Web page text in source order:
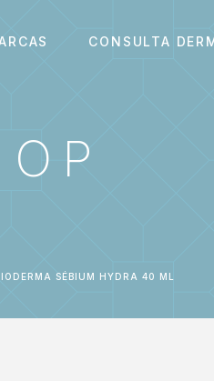
CONSULTA
BIODERMA SÉBIUM HYDRA 40 ML